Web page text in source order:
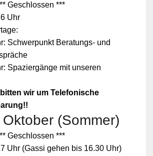
Geschlossen ***
Uhr
Schwerpunkt Beratungs- und
Spaziergänge mit unseren
wir um Telefonische
(Sommer)
Geschlossen ***
Uhr (Gassi gehen bis 16.30 Uhr)